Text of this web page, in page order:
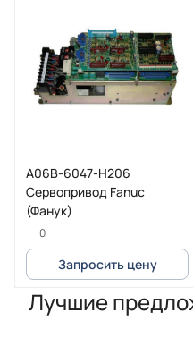
A06B-6047-H206
Сервопривод Fanuc
(Фанук)
0
Запросить цену
Лучшие